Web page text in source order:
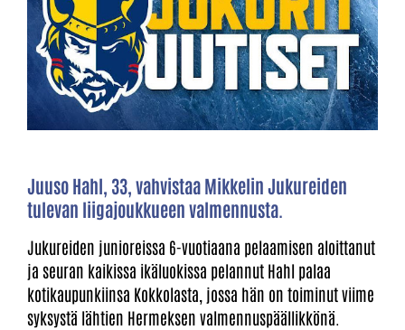
Juuso Hahl, 33, vahvistaa Mikkelin Jukureiden
tulevan liigajoukkueen valmennusta.
Jukureiden junioreissa 6-vuotiaana pelaamisen aloittanut
ja seuran kaikissa ikäluokissa pelannut Hahl palaa
kotikaupunkiinsa Kokkolasta, jossa hän on toiminut viime
syksystä lähtien Hermeksen valmennuspäällikkönä.